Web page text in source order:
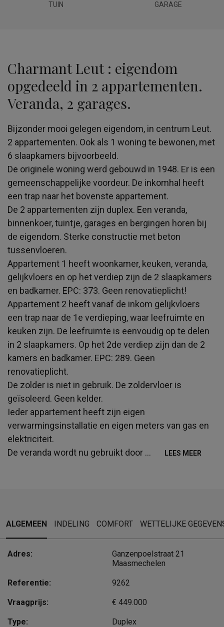
TUIN GARAGE
Charmant Leut : eigendom
opgedeeld in 2 appartementen.
Veranda, 2 garages.
Bijzonder mooi gelegen eigendom, in centrum Leut.
2 appartementen. Ook als 1 woning te bewonen, met
6 slaapkamers bijvoorbeeld.
De originele woning werd gebouwd in 1948. Er is een
gemeenschappelijke voordeur. De inkomhal heeft
een trap naar het bovenste appartement.
De 2 appartementen zijn duplex. Een veranda,
binnenkoer, tuintje, garages en bergingen horen bij
de eigendom. Sterke constructie met beton
tussenvloeren.
Appartement 1 heeft woonkamer, keuken, veranda,
gelijkvloers en op het verdiep zijn de 2 slaapkamers
en badkamer. EPC: 373. Geen renovatieplicht!
Appartement 2 heeft vanaf de inkom gelijkvloers
een trap naar de 1e verdieping, waar leefruimte en
keuken zijn. De leefruimte is eenvoudig op te delen
in 2 slaapkamers. Op het 2de verdiep zijn dan de 2
kamers en badkamer. EPC: 289. Geen
renovatieplicht.
De zolder is niet in gebruik. De zoldervloer is
geïsoleerd. Geen kelder.
Ieder appartement heeft zijn eigen
verwarmingsinstallatie en eigen meters van gas en
elektriciteit.
De veranda wordt nu gebruikt door ... LEES MEER
ALGEMEEN INDELING COMFORT WETTELIJKE
Adres:
Ganzenpoelstraat 21
Maasmechelen
Referentie: 9262
Vraagprijs: € 449.000
Type: Duplex